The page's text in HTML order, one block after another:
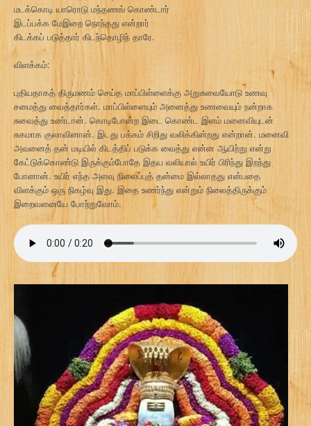
மடக்கொடி யாரொடு மந்தணங் கொண்டார்
இடப்பக்க மேஇறை நொந்தது என்றார்
கிடக்கப் படுத்தார் கிடந்தொழிந் தாரே.
விளக்கம்:
புதியதாகத் திருமணம் செய்த மாப்பிள்ளைக்கு அறுசுவையோடு உணவு
சமைத்து வைத்தார்கள். மாப்பிள்ளையும் அனைத்து உணவையும் நன்றாக
சுவைத்து உண்டான். கொடிபோன்ற இடை கொண்ட இளம் மனைவியுடன்
சுகமாக குலாவினான். இடது பக்கம் சிறிது வலிக்கின்றது என்றான். மனைவி
அவனைத் தன் மடியில் கிடத்திப் படுக்க வைத்து என்ன ஆயிற்று என்று
கேட்டுக்கொண்டு இருக்கும்போதே இதய வலியால் உயிர் பிரிந்து இறந்து
போனான். உயிர் எந்த அளவு நிலைப்புத் தன்மை இல்லாதது என்பதை
விளக்கும் ஒரு நிகழ்வு இது. இதை உணர்ந்து என்றும் நிலைத்திருக்கும்
இறைவனையே போற்றுவோம்.